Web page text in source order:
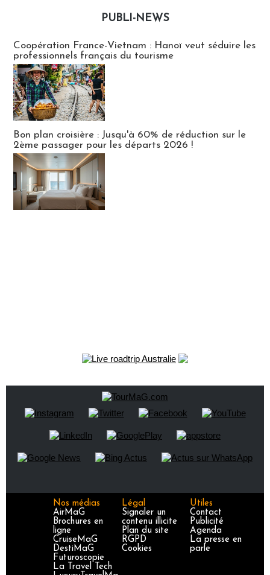
PUBLI-NEWS
Coopération France-Vietnam : Hanoï veut séduire les
professionnels français du tourisme
Bon plan croisière : Jusqu'à 60% de réduction sur le
2ème passager pour les départs 2026 !
Nos médias
AirMaG
Brochures en
ligne
CruiseMaG
DestiMaG
Futuroscopie
La Travel Tech
Légal
Signaler un
contenu illicite
Plan du site
RGPD
Cookies
Utiles
Contact
Publicité
Agenda
La presse en
parle